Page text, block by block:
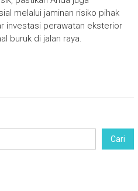
melalui jaminan risiko pihak
investasi perawatan eksterior
buruk di jalan raya.
Cari